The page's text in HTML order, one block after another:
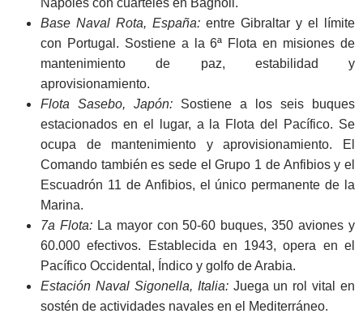
Nápoles con cuarteles en Bagnoli.
Base Naval Rota, España: entre Gibraltar y el límite
con Portugal. Sostiene a la 6ª Flota en misiones de
mantenimiento de paz, estabilidad y
aprovisionamiento.
Flota Sasebo, Japón: Sostiene a los seis buques
estacionados en el lugar, a la Flota del Pacífico. Se
ocupa de mantenimiento y aprovisionamiento. El
Comando también es sede el Grupo 1 de Anfibios y el
Escuadrón 11 de Anfibios, el único permanente de la
Marina.
7a Flota:La mayor con 50-60 buques, 350 aviones y
60.000 efectivos. Establecida en 1943, opera en el
Pacífico Occidental, Índico y golfo de Arabia.
Estación Naval Sigonella, Italia:Juega un rol vital en
sostén de actividades navales en el Mediterráneo.